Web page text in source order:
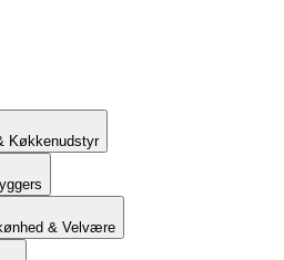
Køkkenudstyr
& Velvære